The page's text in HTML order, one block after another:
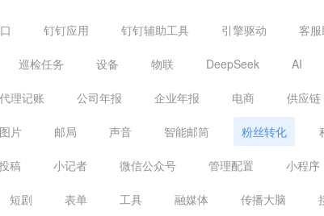
钉钉应用 钉钉辅助工具 引擎驱动 客
巡检任务 设备 物联 DeepSeek AI
代理记账 公司年报 企业年报 电商 供应链
片 邮局 声音 智能邮筒 粉丝转化
稿 小记者 微信公众号 管理配置 小程序
短剧 表单 工具 融媒体 传播大脑